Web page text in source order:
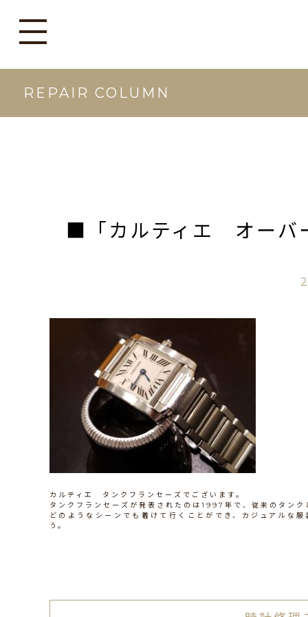
REPAIR COLUMN
■「カルティエ オーバ
カルティエ タンクフランセーズでございます。
タンクフランセーズが発表されたのは1997年で、従来のタン
どのようなシーンでも着けて行くことができ、カジュアルな
う。